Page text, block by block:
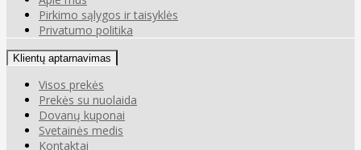
Pirkimo sąlygos ir taisyklės
Privatumo politika
Klientų aptarnavimas
Visos prekės
Prekės su nuolaida
Dovanų kuponai
Svetainės medis
Kontaktai